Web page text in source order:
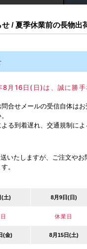
/ 夏季休業前の長物出
16日(日)は、誠に勝手
合せメールの受信自体は
る到着遅れ、交通規制に
いたしますが、ご注文や
。
(土) 8月9日(日)
休業日
(金) 8月15日(土)